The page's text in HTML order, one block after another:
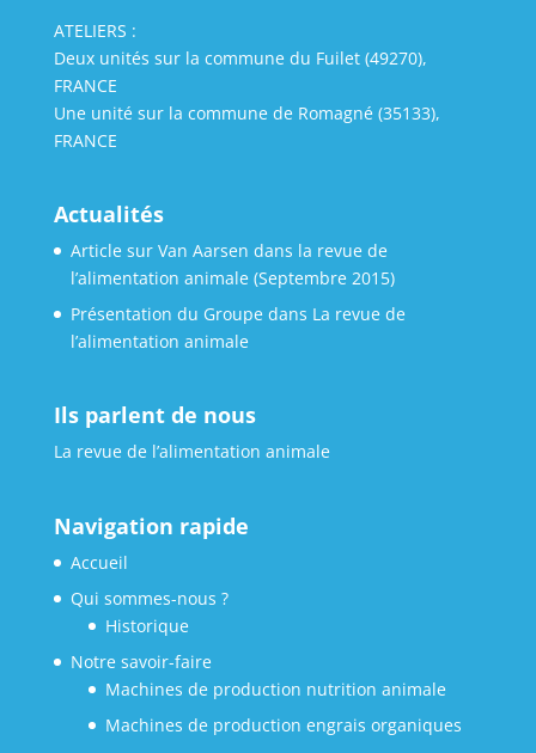
ATELIERS :
Deux unités sur la commune du Fuilet (49270),
FRANCE
Une unité sur la commune de Romagné (35133),
FRANCE
Actualités
Article sur Van Aarsen dans la revue de
l’alimentation animale (Septembre 2015)
Présentation du Groupe dans La revue de
l’alimentation animale
Ils parlent de nous
La revue de l’alimentation animale
Navigation rapide
Accueil
Qui sommes-nous ?
Historique
Notre savoir-faire
Machines de production nutrition animale
Machines de production engrais organiques